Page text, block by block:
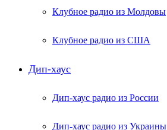
Клубное радио из Молдовы
Клубное радио из США
Дип-хаус
Дип-хаус радио из России
Дип-хаус радио из Украины